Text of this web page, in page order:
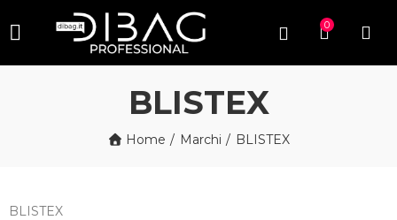
0
BLISTEX
Home Marchi BLISTEX
BLISTEX